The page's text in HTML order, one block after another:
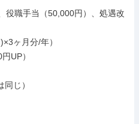
役職手当（50,000円）、処遇改
ヶ月分/年）
UP）
じ）